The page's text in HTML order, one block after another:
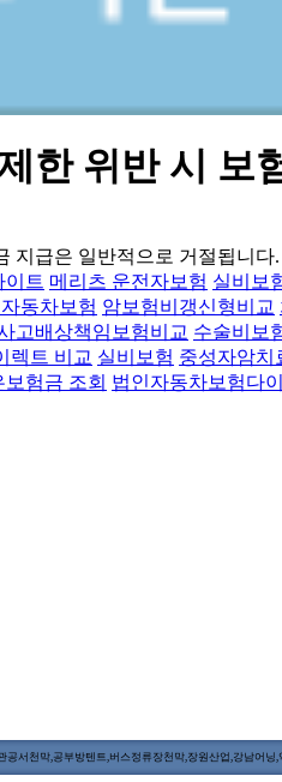
한 위반 시 보
지급은 일반적으로 거절됩니
이트 메리츠 운전자보험 실비보
동차보험 암보험비갱신형비교
고배상책임보험비교 수술비보
렉트 비교 실비보험 중성자암치
보험금 조회 법인자동차보험다
서천막,공부방텐트,버스정류장천막,장원산업,강남어